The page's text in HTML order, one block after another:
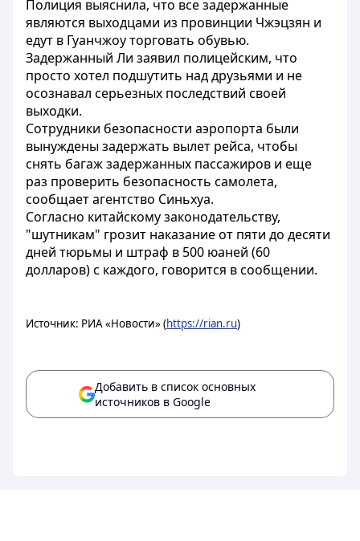
Полиция выяснила, что все задержанные
являются выходцами из провинции Чжэцзян и
едут в Гуанчжоу торговать обувью.
Задержанный Ли заявил полицейским, что
просто хотел подшутить над друзьями и не
осознавал серьезных последствий своей
выходки.
Сотрудники безопасности аэропорта были
вынуждены задержать вылет рейса, чтобы
снять багаж задержанных пассажиров и еще
раз проверить безопасность самолета,
сообщает агентство Синьхуа.
Согласно китайскому законодательству,
"шутникам" грозит наказание от пяти до десяти
дней тюрьмы и штраф в 500 юаней (60
долларов) с каждого, говорится в сообщении.
Источник: РИА «Новости» (https://rian.ru)
Добавить в список основных
источников в Google